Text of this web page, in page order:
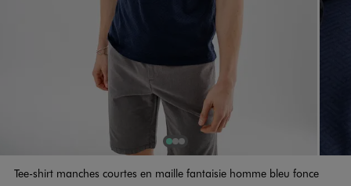
1Sur 3
2Sur 3
3
Tee-shirt manches courtes en maille fantaisie homme bleu fonce